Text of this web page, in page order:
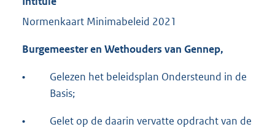
Normenkaart Minimabeleid 2021
Burgemeester en Wethouders van Gennep,
•
Gelezen het beleidsplan Ondersteund in de
Basis;
•
Gelet op de daarin vervatte opdracht van de